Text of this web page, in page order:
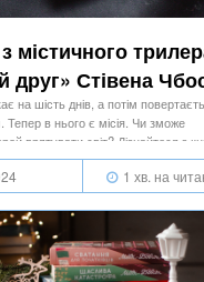
містичного
друг» Стівена
на шість днів, а потім
Тепер в нього є місія. Чи зможе
врятувати світ? Дізнайтеся з
Стівена Чбоскі.
1 хв. на